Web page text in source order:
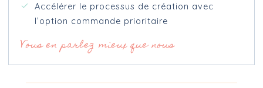
Accélérer le processus de création avec
l’option commande prioritaire
Vous en parlez mieux que nous